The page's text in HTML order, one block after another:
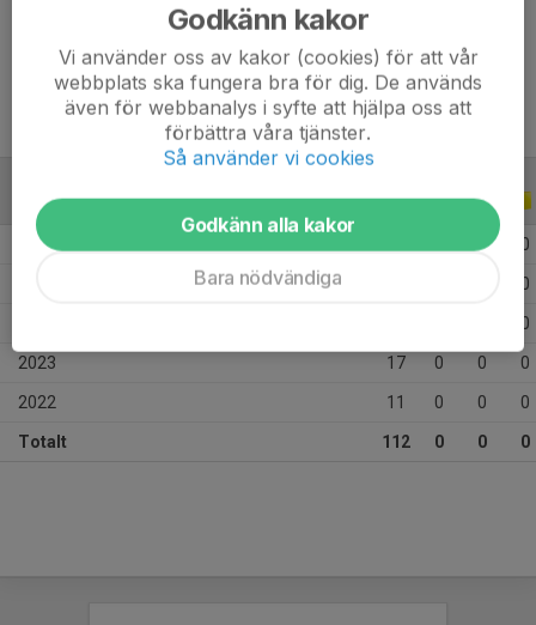
ALLA SERIER ALLA ÅR
2026 0 0
0
0
2023 17 0 0 0
2022 11 0 0 0
Totalt 112 0 0 0
Godkänn kakor
Vi använder oss av kakor (cookies) för att vår
webbplats ska fungera bra för dig. De används
även för webbanalys i syfte att hjälpa oss att
förbättra våra tjänster.
Så använder vi cookies
Godkänn alla kakor
Bara nödvändiga